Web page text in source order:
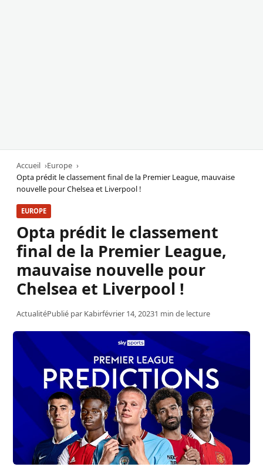
Accueil
Europe
Opta prédit le classement final de la Premier League, mauvaise
nouvelle pour Chelsea et Liverpool !
EUROPE
Opta prédit le classement
final de la Premier League,
mauvaise nouvelle pour
Chelsea et Liverpool !
ActualitéPublié par Kabirfévrier 14, 20231 min de lecture